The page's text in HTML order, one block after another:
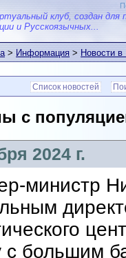
клуб, создан для
и Русскоязычных...
>Информация>Новости
Список новостей
с
2024 г.
министр
с большим